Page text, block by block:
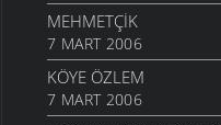
MEHMETÇIK
7 MART 2006
KÖYE ÖZLEM
7 MART 2006